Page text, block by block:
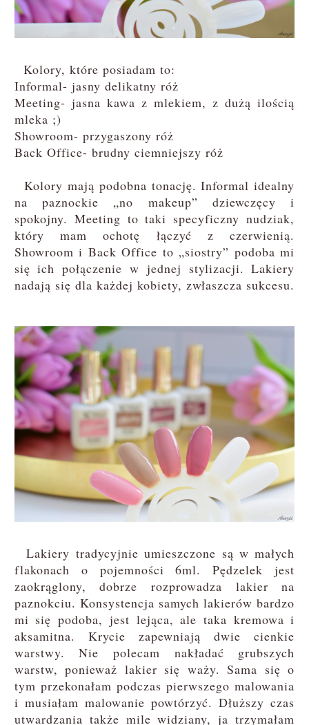
Kolory, które posiadam to:
Informal- jasny delikatny róż
Meeting- jasna kawa z mlekiem, z dużą ilością
mleka ;)
Showroom- przygaszony róż
Back Office- brudny ciemniejszy róż
Kolory mają podobna tonację. Informal idealny
na paznockie „no makeup” dziewczęcy i
spokojny. Meeting to taki specyficzny nudziak,
który mam ochotę łączyć z czerwienią.
Showroom i Back Office to „siostry” podoba mi
się ich połączenie w jednej stylizacji. Lakiery
nadają się dla każdej kobiety, zwłaszcza sukcesu.
Lakiery tradycyjnie umieszczone są w małych
flakonach o pojemności 6ml. Pędzelek jest
zaokrąglony, dobrze rozprowadza lakier na
paznokciu. Konsystencja samych lakierów bardzo
mi się podoba, jest lejąca, ale taka kremowa i
aksamitna. Krycie zapewniają dwie cienkie
warstwy. Nie polecam nakładać grubszych
warstw, ponieważ lakier się waży. Sama się o
tym przekonałam podczas pierwszego malowania
i musiałam malowanie powtórzyć. Dłuższy czas
utwardzania także mile widziany, ja trzymałam